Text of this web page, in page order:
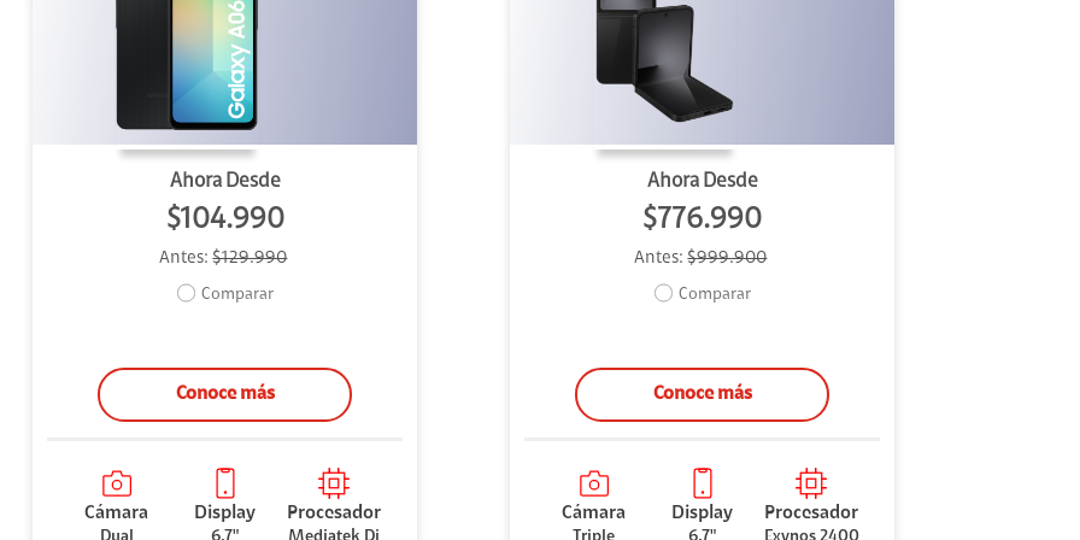
Ahora Desde
$104.990
Antes:$129.990
Comparar
Conoce más
Cámara Display Procesador
Ahora Desde
$776.990
Antes:$999.900
Comparar
Conoce más
Cámara Display Procesador